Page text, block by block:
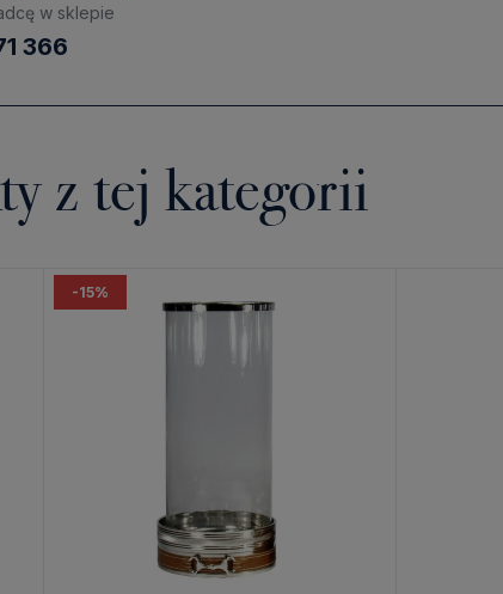
w sklepie
366
z tej kategorii
-15%